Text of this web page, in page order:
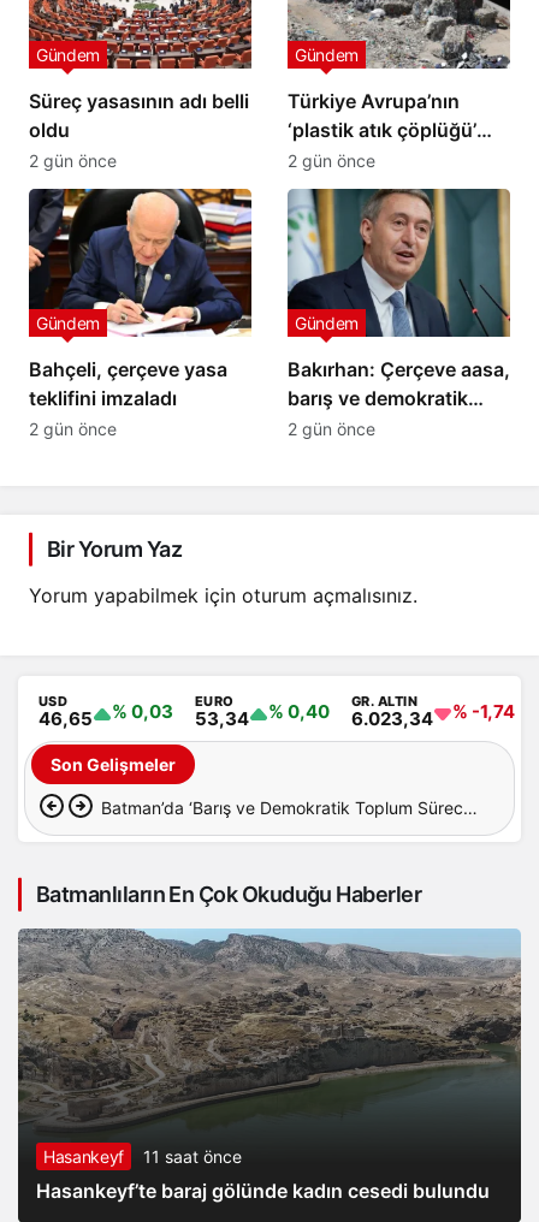
Süreç yasasının adı belli
oldu
Gündem
2 gün önce
Türkiye Avrupa’nın
‘plastik atık çöplüğü’
mü?
Gündem
2 gün önce
Bahçeli, çerçeve yasa
teklifini imzaladı
Gündem
2 gün önce
Bakırhan: Çerçeve aasa,
barış ve demokratik
çözümün ilk adımıdır
Gündem
2 gün önce
Bir Yorum Yaz
Yorum yapabilmek için oturum açmalısınız.
USD
46,65 % 0,03 EURO
53,34 % 0,40 GR. ALTIN
6.023,34 % -1,74
Son Gelişmeler
Batman’da ‘Barış ve Demokratik Toplum Süreci’
Batmanlıların En Çok Okuduğu Haberler
Hasankeyf 11 saat önce
Hasankeyf’te baraj gölünde kadın cesedi bulundu